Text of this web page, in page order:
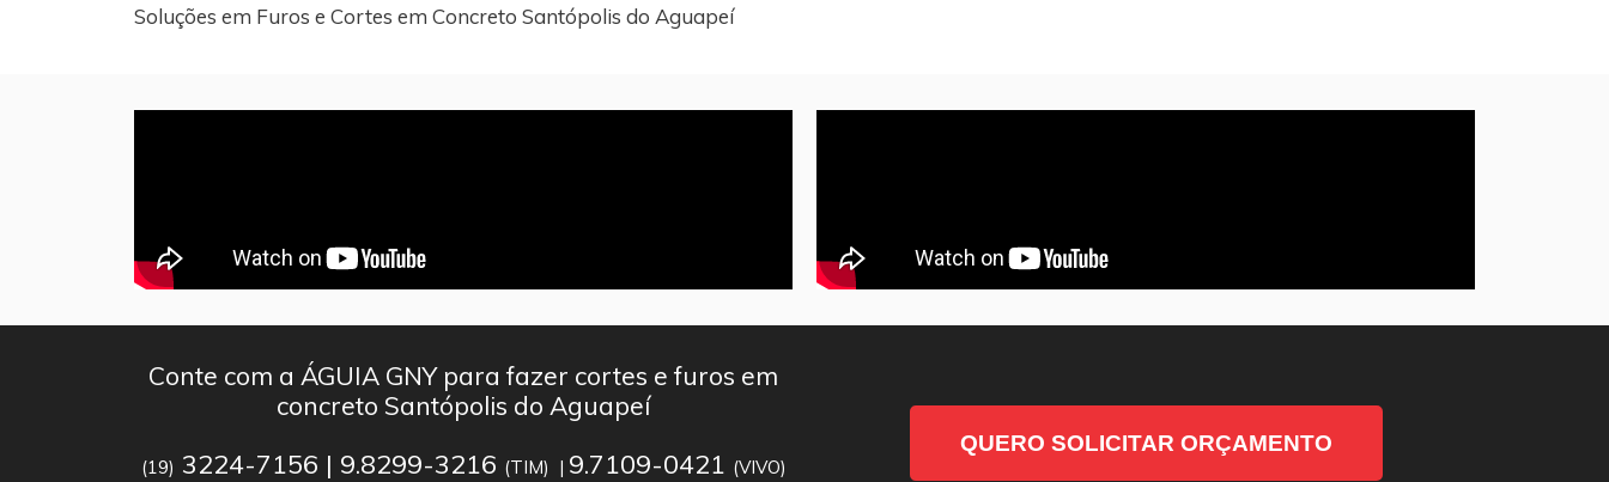
Soluções em Furos e Cortes em Concreto Santópolis do Aguapeí
Conte com a ÁGUIA GNY para fazer cortes e furos em
concreto Santópolis do Aguapeí
(19) 3224-7156 | 9.8299-3216 (TIM) | 9.7109-0421 (VIVO)
QUERO SOLICITAR ORÇAMENTO